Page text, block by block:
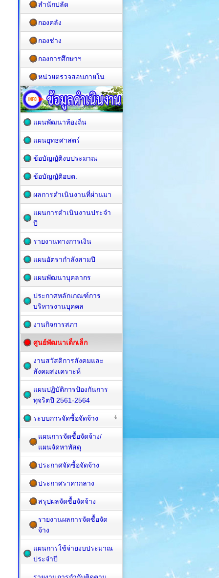
สำนักปลัด
กองคลัง
กองช่าง
กองการศึกษาฯ
หน่วยตรวจสอบภายใน
แผนพัฒนาท้องถิ่น
แผนยุทธศาสตร์
ข้อบัญญัติงบประมาณ
ข้อบัญญัติอบต.
ผลการดำเนินงานที่ผ่านมา
แผนการดำเนินงานประจำ
ปี
รายงานทางการเงิน
แผนอัตรากำลังสามปี
แผนพัฒนาบุคลากร
ประกาศหลักเกณฑ์การ
บริหารงานบุคคล
งานกิจการสภา
ศูนย์พัฒนาเด็กเล็ก
งานสวัสดิการสังคมและ
สังคมสงเคราะห์
แผนปฏิบัติการป้องกันการ
ทุจริตปี 2561-2564
ระบบการจัดซื้อจัดจ้าง
แผนการจัดซื้อจัดจ้าง/
แผนจัดหาพัสดุ
ประกาศจัดซื้อจัดจ้าง
ประกาศราคากลาง
สรุปผลจัดซื้อจัดจ้าง
รายงานผลการจัดซื้อจัด
จ้าง
แผนการใช้จ่ายงบประมาณ
ประจำปี